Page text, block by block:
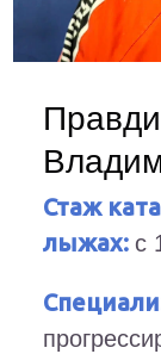
Стаж
лыжах:с